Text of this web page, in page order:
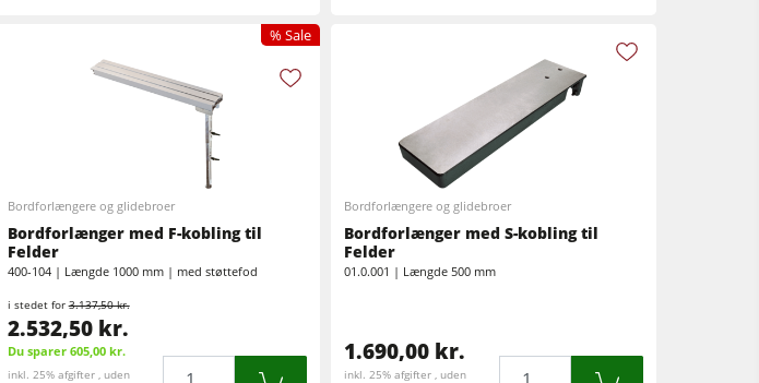
% Sale
Bordforlængere og glidebroer
Bordforlænger med F-kobling til
Felder
400-104 | Længde 1000 mm | med støttefod
i stedet for3.137,50 kr.
2.532,50 kr.
Du sparer 605,00 kr.
inkl. 25% afgifter , uden
Bordforlængere og glidebroer
Bordforlænger med S-kobling til
Felder
01.0.001 | Længde 500 mm
1.690,00 kr.
inkl. 25% afgifter , uden